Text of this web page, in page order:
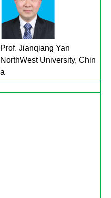
Prof. Jianqiang Yan
NorthWest University, Chin
a